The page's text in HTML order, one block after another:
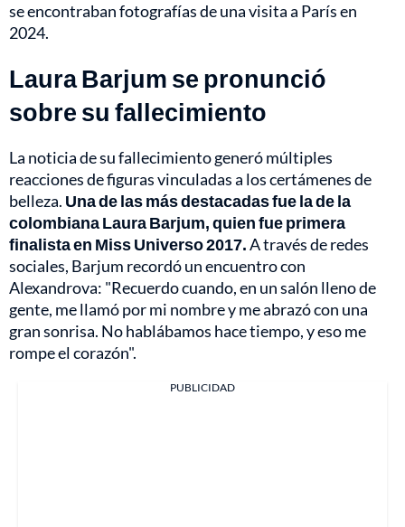
se encontraban fotografías de una visita a París en
2024.
Laura Barjum se pronunció
sobre su fallecimiento
La noticia de su fallecimiento generó múltiples
reacciones de figuras vinculadas a los certámenes de
belleza. Una de las más destacadas fue la de la
colombiana Laura Barjum, quien fue primera
finalista en Miss Universo 2017.A través de redes
sociales, Barjum recordó un encuentro con
Alexandrova: "Recuerdo cuando, en un salón lleno de
gente, me llamó por mi nombre y me abrazó con una
gran sonrisa. No hablábamos hace tiempo, y eso me
rompe el corazón".
PUBLICIDAD